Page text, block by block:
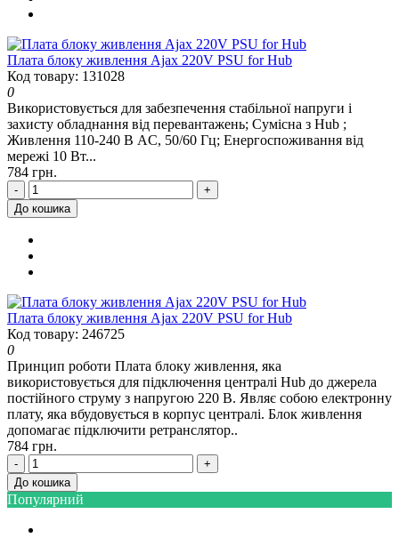
Плата блоку живлення Ajax 220V PSU for Hub
Код товару: 131028
0
Використовується для забезпечення стабільної напруги і
захисту обладнання від перевантажень; Сумісна з Hub ;
Живлення 110-240 В AC, 50/60 Гц; Енергоспоживання від
мережі 10 Вт...
784 грн.
-
+
До кошика
Плата блоку живлення Ajax 220V PSU for Hub
Код товару: 246725
0
Принцип роботи Плата блоку живлення, яка
використовується для підключення централі Hub до джерела
постійного струму з напругою 220 В. Являє собою електронну
плату, яка вбудовується в корпус централі. Блок живлення
допомагає підключити ретранслятор..
784 грн.
-
+
До кошика
Популярний